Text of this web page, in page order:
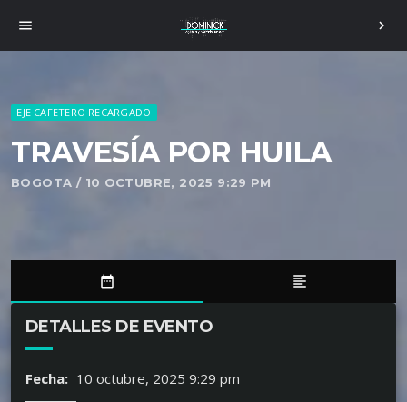
menu chevron_right
EJE CAFETERO RECARGADO
TRAVESÍA POR HUILA
BOGOTA / 10 OCTUBRE, 2025 9:29 PM
date_range format_align_left
DETALLES DE EVENTO
Fecha: 10 octubre, 2025 9:29 pm